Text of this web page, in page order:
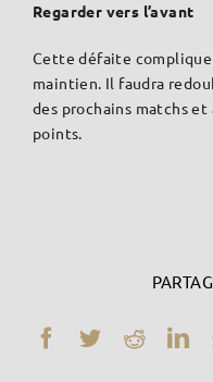
Regarder vers l’avant
Cette défaite complique
maintien. Il faudra
des prochains matchs
points.
Facebook
TwitterReddit